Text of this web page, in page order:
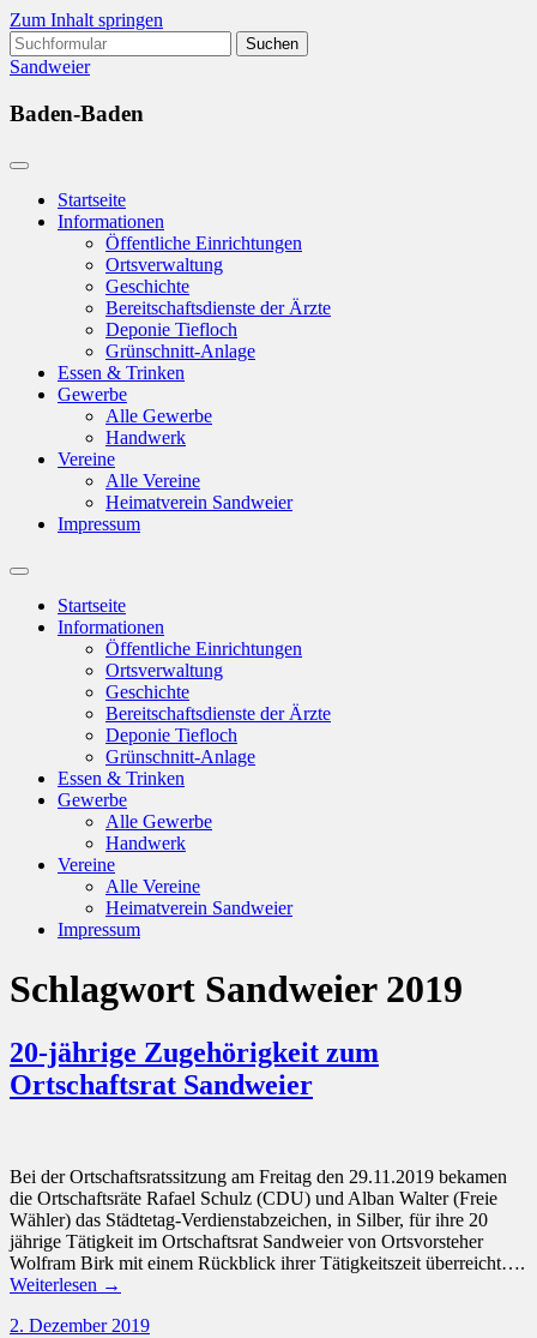
Zum Inhalt springen
Suchen
nach:
Sandweier
Baden-Baden
Startseite
Informationen
Öffentliche Einrichtungen
Ortsverwaltung
Geschichte
Bereitschaftsdienste der Ärzte
Deponie Tiefloch
Grünschnitt-Anlage
Essen & Trinken
Gewerbe
Alle Gewerbe
Handwerk
Vereine
Alle Vereine
Heimatverein Sandweier
Impressum
Suchfeld
ein-/ausblenden
Startseite
Informationen
Öffentliche Einrichtungen
Ortsverwaltung
Geschichte
Bereitschaftsdienste der Ärzte
Deponie Tiefloch
Grünschnitt-Anlage
Essen & Trinken
Gewerbe
Alle Gewerbe
Handwerk
Vereine
Alle Vereine
Heimatverein Sandweier
Impressum
Schlagwort Sandweier 2019
20-jährige Zugehörigkeit zum
Ortschaftsrat Sandweier
Bei der Ortschaftsratssitzung am Freitag den 29.11.2019 bekamen
die Ortschaftsräte Rafael Schulz (CDU) und Alban Walter (Freie
Wähler) das Städtetag-Verdienstabzeichen, in Silber, für ihre 20
jährige Tätigkeit im Ortschaftsrat Sandweier von Ortsvorsteher
Wolfram Birk mit einem Rückblick ihrer Tätigkeitszeit überreicht….
Weiterlesen →
2. Dezember 2019